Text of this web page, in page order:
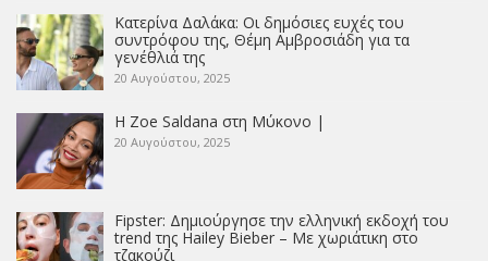
Κατερίνα Δαλάκα: Οι δημόσιες ευχές του
συντρόφου της, Θέμη Αμβροσιάδη για τα
γενέθλιά της
20 Αυγούστου, 2025
Η Zoe Saldana στη Μύκονο |
20 Αυγούστου, 2025
Fipster: Δημιούργησε την ελληνική εκδοχή του
trend της Hailey Bieber – Με χωριάτικη στο
τζακούζι